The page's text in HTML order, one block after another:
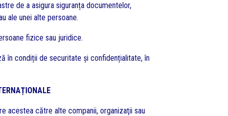
de a asigura siguranța documentelor,
ale unei alte persoane.
fizice sau juridice.
în condiții de securitate și confidențialitate, în
acestea către alte companii, organizaţii sau